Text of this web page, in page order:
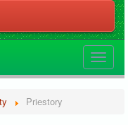
Toggle
Priestory